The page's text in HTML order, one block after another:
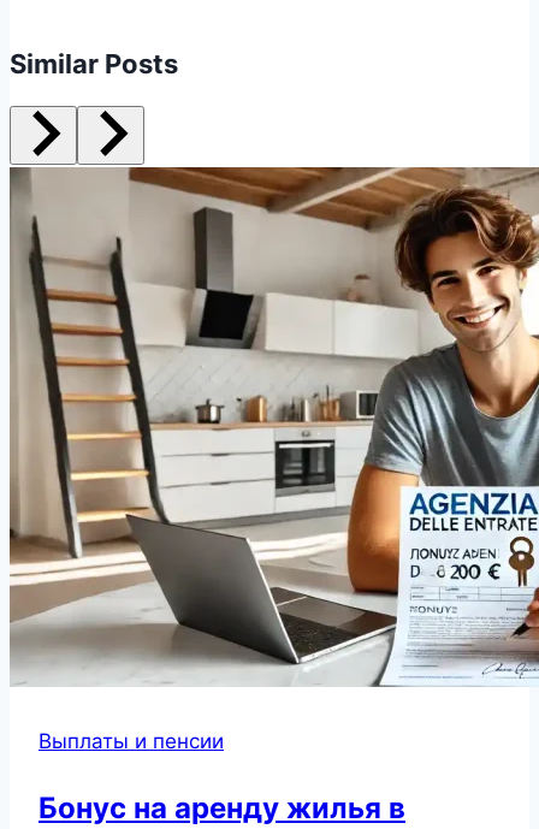
Similar Posts
Выплаты и пенсии
Бонус на аренду жилья в